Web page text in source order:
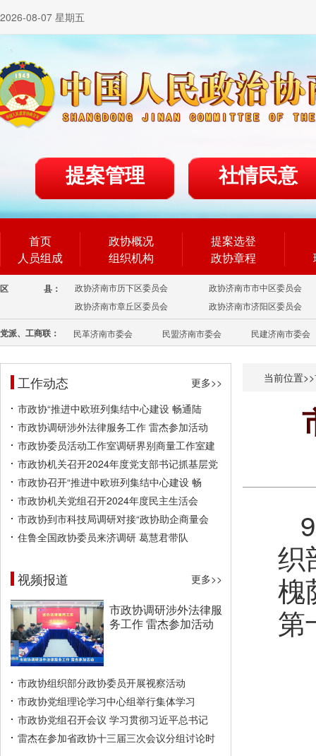
2026-08-07 星期五
提案管理 社情民意
首页
人员组成
政协概况
组织机构
提案选登
政协章程
区 县： 政协济南市历下区委员会
政协济南市市中区委员会
政协济南市章丘区委员会
政协济南市济阳区委员会
党派、工商联： 民革济南市委会 民盟济南市委会 民建济南市委会
工作动态
更多>>
市政协“推进中欧班列集结中心建设 畅通陆
市政协调研涉外法律服务工作 雷杰参加活动
市政协委员活动工作室调研界别商量工作室建
市政协机关召开2024年度党支部书记抓基层党
市政协召开“推进中欧班列集结中心建设 畅
市政协机关党组召开2024年度民主生活会
市政协到市科技局调研对接“政协助企商量会
住鲁全国政协委员来济调研 葛慧君带队
视频报道 更多>>
市政协调研涉外法律服
务工作 雷杰参加活动
市政协组织部分政协委员开展视察活动
市政协党组理论学习中心组举行集体学习
市政协党组召开会议 学习贯彻习近平总书记
雷杰在参加省政协十三届三次会议分组讨论时
当前位置>>
织
槐
第